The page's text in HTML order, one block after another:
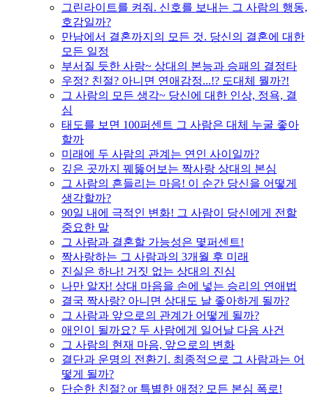
그린라이트를 켜줘. 신호를 보내는 그 사람의 행동,
호감일까?
만남에서 결혼까지의 모든 것. 당신의 결혼에 대한
모든 일정
부서질 듯한 사랑~ 상대의 본능과 승패의 결정타
우정? 친절? 아니면 연애감정...!? 도대체 뭘까?!
그 사람의 모든 생각~ 당신에 대한 인상, 정욕, 결
심
태도를 보면 100퍼센트 그 사람은 대체 누굴 좋아
할까
미래에 두 사람의 관계는 연인 사이일까?
깊은 곳까지 꿰뚫어보는 짝사랑 상대의 본심
그 사람의 흔들리는 마음! 이 순간 당신을 어떻게
생각할까?
90일 내에 극적인 변화! 그 사람이 당신에게 전할
중요한 말
그 사람과 결혼할 가능성은 몇퍼센트!
짝사랑하는 그 사람과의 3개월 후 미래
진실은 하나! 거짓 없는 상대의 진심
나만 알자! 상대 마음을 손에 넣는 승리의 연애법
결국 짝사랑? 아니면 상대도 날 좋아하게 될까?
그 사람과 앞으로의 관계가 어떻게 될까?
애인이 될까요? 두 사람에게 일어날 다음 사건
그 사람의 현재 마음, 앞으로의 변화
결단과 운명의 전환기. 최종적으로 그 사람과는 어
떻게 될까?
단순한 친절? or 특별한 애정? 모든 본심 폭로!